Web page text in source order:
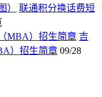
联通积分换话费短
吉
）招生简章 09/28